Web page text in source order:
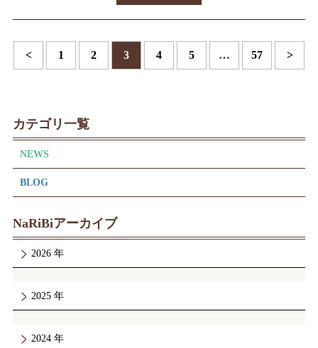
< 1 2 3 4 5 … 57 >
カテゴリ一覧
NEWS
BLOG
NaRiBiアーカイブ
2026
2025
2024